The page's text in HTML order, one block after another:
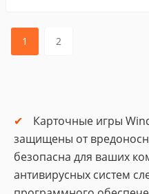
1 2
Карточные игры
защищены от
безопасна для ваших
антивирусных систем